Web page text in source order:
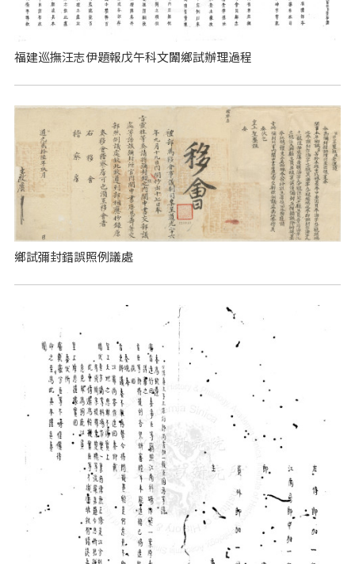
福建巡撫汪志伊題報戊午科文闈鄉試辦理過程
鄉試彌封錯誤照例議處